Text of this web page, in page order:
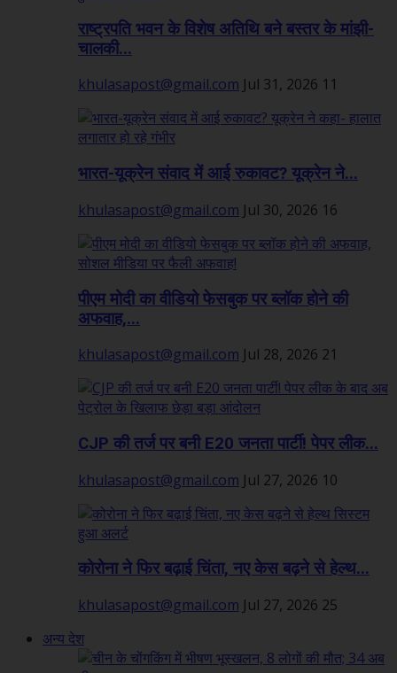
राष्ट्रपति भवन के विशेष अतिथि बने बस्तर के मांझी-
चालकी...
khulasapost@gmail.com Jul 31, 2026 11
भारत-यूक्रेन संवाद में आई रुकावट? यूक्रेन ने...
khulasapost@gmail.com Jul 30, 2026 16
पीएम मोदी का वीडियो फेसबुक पर ब्लॉक होने की
अफवाह,...
khulasapost@gmail.com Jul 28, 2026 21
CJP की तर्ज पर बनी E20 जनता पार्टी! पेपर लीक...
khulasapost@gmail.com Jul 27, 2026 10
कोरोना ने फिर बढ़ाई चिंता, नए केस बढ़ने से हेल्थ...
khulasapost@gmail.com Jul 27, 2026 25
अन्य देश